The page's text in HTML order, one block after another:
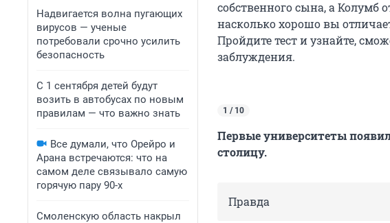
Надвигается волна пугающих
вирусов — ученые
потребовали срочно усилить
безопасность
С 1 сентября детей будут
возить в автобусах по новым
правилам — что важно знать
Все думали, что Орейро и
Арана встречаются: что на
самом деле связывало самую
горячую пару 90-х
Смоленскую область накрыл
собственного сына, а
насколько хорошо вы
Пройдите тест и узнайте,
заблуждения.
1 / 10
Первые университеты
столицу.
Правда